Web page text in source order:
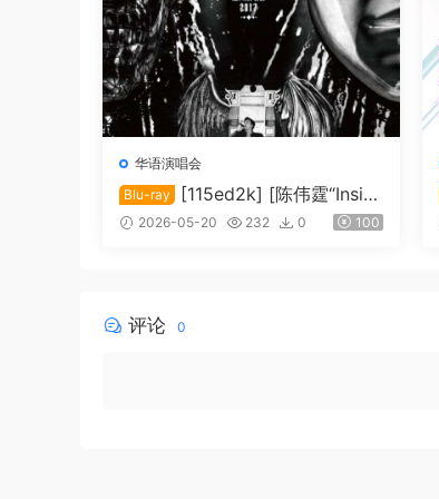
华语演唱会
Blu-ray
[115ed2k] [陈伟霆“Insid
e Me”巡回演唱会][Bluray 1080i
2026-05-20 232 0 100
评论 0